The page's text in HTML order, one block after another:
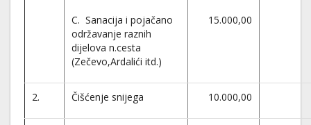
C. Sanacija i pojačano
održavanje raznih
dijelova n.cesta
(Zečevo,Ardalići itd.)
15.000,00
2. Čišćenje snijega 10.000,00